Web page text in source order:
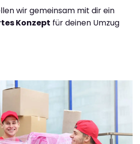
wir gemeinsam mit dir ein
Konzept für deinen Umzug